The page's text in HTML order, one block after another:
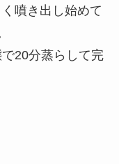
噴き出し始めて
20分蒸らして完